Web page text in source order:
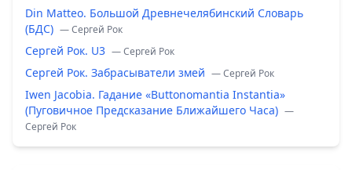
Din Matteo. Большой Древнечелябинский Словарь
(БДС) — Сергей Рок
Сергей Рок. U3 — Сергей Рок
Сергей Рок. Забрасыватели змей — Сергей Рок
Iwen Jacobia. Гадание «Buttonomantia Instantia»
(Пуговичное Предсказание Ближайшего Часа) —
Сергей Рок